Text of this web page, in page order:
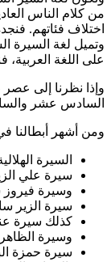
من كلام الناس
اختلاف فئاتهم.
وتميل لغة السيرة
على اللغة
وإذا نظرنا إلى
السادس عشر
ومن أشهر أبطالنا
السيرة
سيرة علي
وسيرة فيروز
سيرة الزير
كذلك سيرة
وسيرة
سيرة حمزة